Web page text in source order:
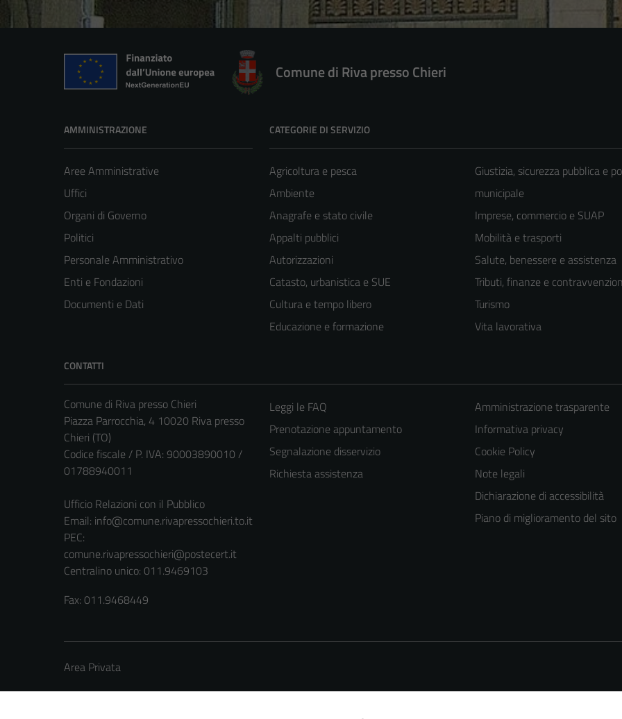
Comune di Riva presso Chieri
AMMINISTRAZIONE
Aree Amministrative
Uffici
Organi di Governo
Politici
Personale Amministrativo
Enti e Fondazioni
Documenti e Dati
CATEGORIE DI SERVIZIO
Agricoltura e pesca
Ambiente
Anagrafe e stato civile
Appalti pubblici
Autorizzazioni
Catasto, urbanistica e SUE
Cultura e tempo libero
Educazione e formazione
Giustizia, sicurezza pubblica e
municipale
Imprese, commercio e SUAP
Mobilità e trasporti
Salute, benessere e assistenza
Tributi, finanze e
Turismo
Vita lavorativa
CONTATTI
Comune di Riva presso Chieri
Piazza Parrocchia, 4 10020 Riva presso
Chieri (TO)
Codice fiscale / P. IVA: 90003890010 /
01788940011
Ufficio Relazioni con il Pubblico
Email: info@comune.rivapressochieri.to.it
PEC:
comune.rivapressochieri@postecert.it
Centralino unico: 011.9469103
Fax: 011.9468449
Leggi le FAQ
Prenotazione appuntamento
Segnalazione disservizio
Richiesta assistenza
Amministrazione trasparente
Informativa privacy
Cookie Policy
Note legali
Dichiarazione di accessibilità
Piano di miglioramento del sito
Area Privata